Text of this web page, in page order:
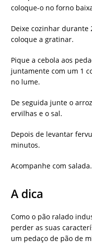
coloque-o no forno
Deixe cozinhar durante
coloque a gratinar.
Pique a cebola aos
juntamente com um 1
no lume.
De seguida junte o
ervilhas e o sal.
Depois de levantar
minutos.
Acompanhe com salada.
A dica
Como o pão ralado
perder as suas
um pedaço de pão de